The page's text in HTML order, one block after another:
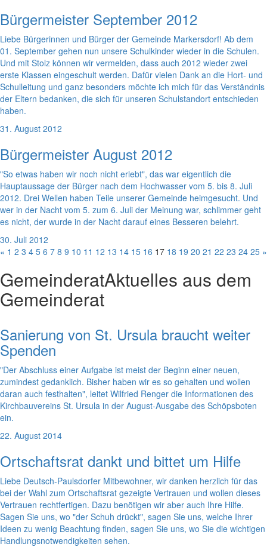
Bürgermeister September 2012
Liebe Bürgerinnen und Bürger der Gemeinde Markersdorf! Ab dem
01. September gehen nun unsere Schulkinder wieder in die Schulen.
Und mit Stolz können wir vermelden, dass auch 2012 wieder zwei
erste Klassen eingeschult werden. Dafür vielen Dank an die Hort- und
Schulleitung und ganz besonders möchte ich mich für das Verständnis
der Eltern bedanken, die sich für unseren Schulstandort entschieden
haben.
31. August 2012
Bürgermeister August 2012
"So etwas haben wir noch nicht erlebt", das war eigentlich die
Hauptaussage der Bürger nach dem Hochwasser vom 5. bis 8. Juli
2012. Drei Wellen haben Teile unserer Gemeinde heimgesucht. Und
wer in der Nacht vom 5. zum 6. Juli der Meinung war, schlimmer geht
es nicht, der wurde in der Nacht darauf eines Besseren belehrt.
30. Juli 2012
« 1 2 3 4 5 6 7 8 9 10 11 12 13 14 15 16 17 18 19 20 21 22 23 24 25 »
GemeinderatAktuelles aus dem
Gemeinderat
Sanierung von St. Ursula braucht weiter
Spenden
"Der Abschluss einer Aufgabe ist meist der Beginn einer neuen,
zumindest gedanklich. Bisher haben wir es so gehalten und wollen
daran auch festhalten", leitet Wilfried Renger die Informationen des
Kirchbauvereins St. Ursula in der August-Ausgabe des Schöpsboten
ein.
22. August 2014
Ortschaftsrat dankt und bittet um Hilfe
Liebe Deutsch-Paulsdorfer Mitbewohner, wir danken herzlich für das
bei der Wahl zum Ortschaftsrat gezeigte Vertrauen und wollen dieses
Vertrauen rechtfertigen. Dazu benötigen wir aber auch Ihre Hilfe.
Sagen Sie uns, wo "der Schuh drückt", sagen Sie uns, welche Ihrer
Ideen zu wenig Beachtung finden, sagen Sie uns, wo Sie die wichtigen
Handlungsnotwendigkeiten sehen.